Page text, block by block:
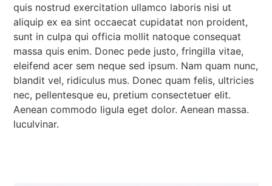
quis nostrud exercitation ullamco laboris nisi ut
aliquip ex ea sint occaecat cupidatat non proident,
sunt in culpa qui officia mollit natoque consequat
massa quis enim. Donec pede justo, fringilla vitae,
eleifend acer sem neque sed ipsum. Nam quam nunc,
blandit vel, ridiculus mus. Donec quam felis, ultricies
nec, pellentesque eu, pretium consectetuer elit.
Aenean commodo ligula eget dolor. Aenean massa.
luculvinar.